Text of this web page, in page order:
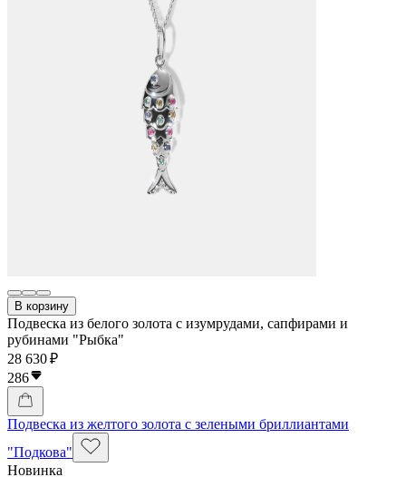
В корзину
Подвеска из белого золота с изумрудами, сапфирами и
рубинами "Рыбка"
28 630 ₽
286
Подвеска из желтого золота с зелеными бриллиантами
"Подкова"
Новинка